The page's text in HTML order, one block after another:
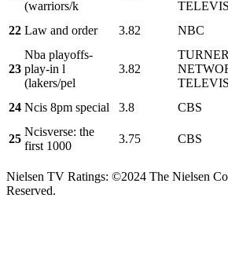
(warriors/k
22 Law and order 3.82 NBC
23
Nba playoffs-
play-in l
(lakers/pel
3.82
TURNER
24 Ncis 8pm special 3.8 CBS
25
Ncisverse: the
first 1000
3.75 CBS
Nielsen TV Ratings: ©2024 The Nielsen
Reserved.